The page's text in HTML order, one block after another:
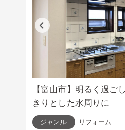
【富山市】明るく過ご
きりとした水周りに
ジャンル リフォーム